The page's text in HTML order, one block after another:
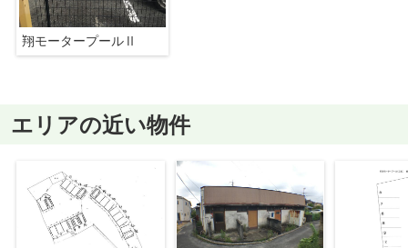
翔モータープールⅡ
エリアの近い物件